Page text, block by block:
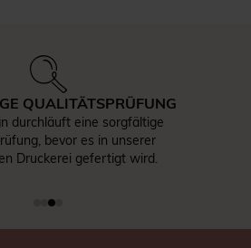
QUALITÄTSPRÜFUNG
durchläuft eine sorgfältige
bevor es in unserer
Druckerei gefertigt wird.